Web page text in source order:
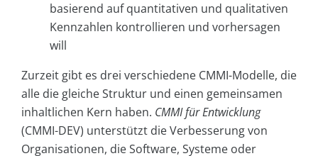
basierend auf quantitativen und qualitativen
Kennzahlen kontrollieren und vorhersagen
will
Zurzeit gibt es drei verschiedene CMMI-Modelle, die
alle die gleiche Struktur und einen gemeinsamen
inhaltlichen Kern haben. CMMI für Entwicklung
(CMMI-DEV) unterstützt die Verbesserung von
Organisationen, die Software, Systeme oder